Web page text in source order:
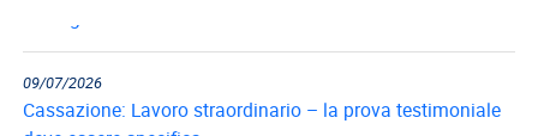
09/07/2026
Cassazione: Lavoro straordinario – la prova testimoniale